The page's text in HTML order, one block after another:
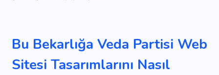
Podyum
Açılır Pencere Oluşturucu
Flaş
Tebrikler
Bu Bekarlığa Veda Partisi Web
Sitesi Tasarımlarını Nasıl